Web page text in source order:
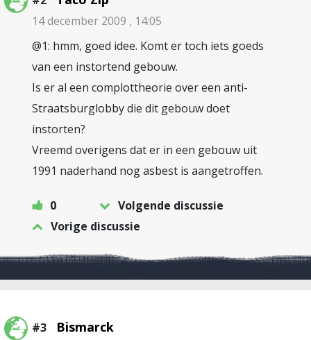
14 december 2009 , 14:05
@1: hmm, goed idee. Komt er toch iets goeds
van een instortend gebouw.
Is er al een complottheorie over een anti-
Straatsburglobby die dit gebouw doet
instorten?
Vreemd overigens dat er in een gebouw uit
1991 naderhand nog asbest is aangetroffen.
0
Volgende discussie
Vorige discussie
#3 Bismarck